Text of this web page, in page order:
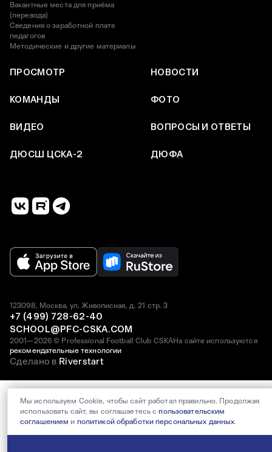
Вакантные места для приёма
(перевода)
Сведения о заработной плате
педагогов
Методические и другие материалы
ПРОСМОТР НОВОСТИ
КОМАНДЫ ФОТО
ВИДЕО ВОПРОСЫ И ОТВЕТЫ
ДЮСШ ЦСКА-2 ДЮФА
2001—2026 © Professional Football Club CSKAНа сайте используются
рекомендательные технологии
123098, Москва, ул. Живописная, д. 21 стр. 3
+7 (499) 728-62-40
SCHOOL@PFC-CSKA.COM
Сделано в Riverstart
Мы используем Cookie, чтобы сайт работал правильно. Продолжая
использовать сайт, вы соглашаетесь спользовательским
соглашением и политикой обработки персональных данных.